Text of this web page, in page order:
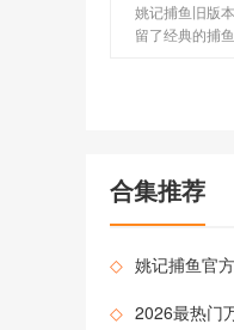
姚记捕鱼旧版
留了经典的捕
合集推荐
◇ 姚记捕鱼官
◇ 2026最热门